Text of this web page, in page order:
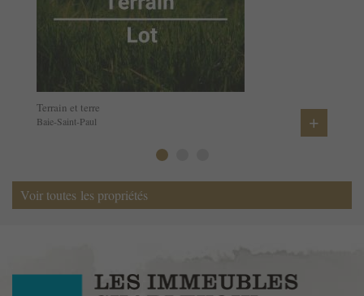
Terrain et terre
Baie-Saint-Paul +
Voir toutes les propriétés